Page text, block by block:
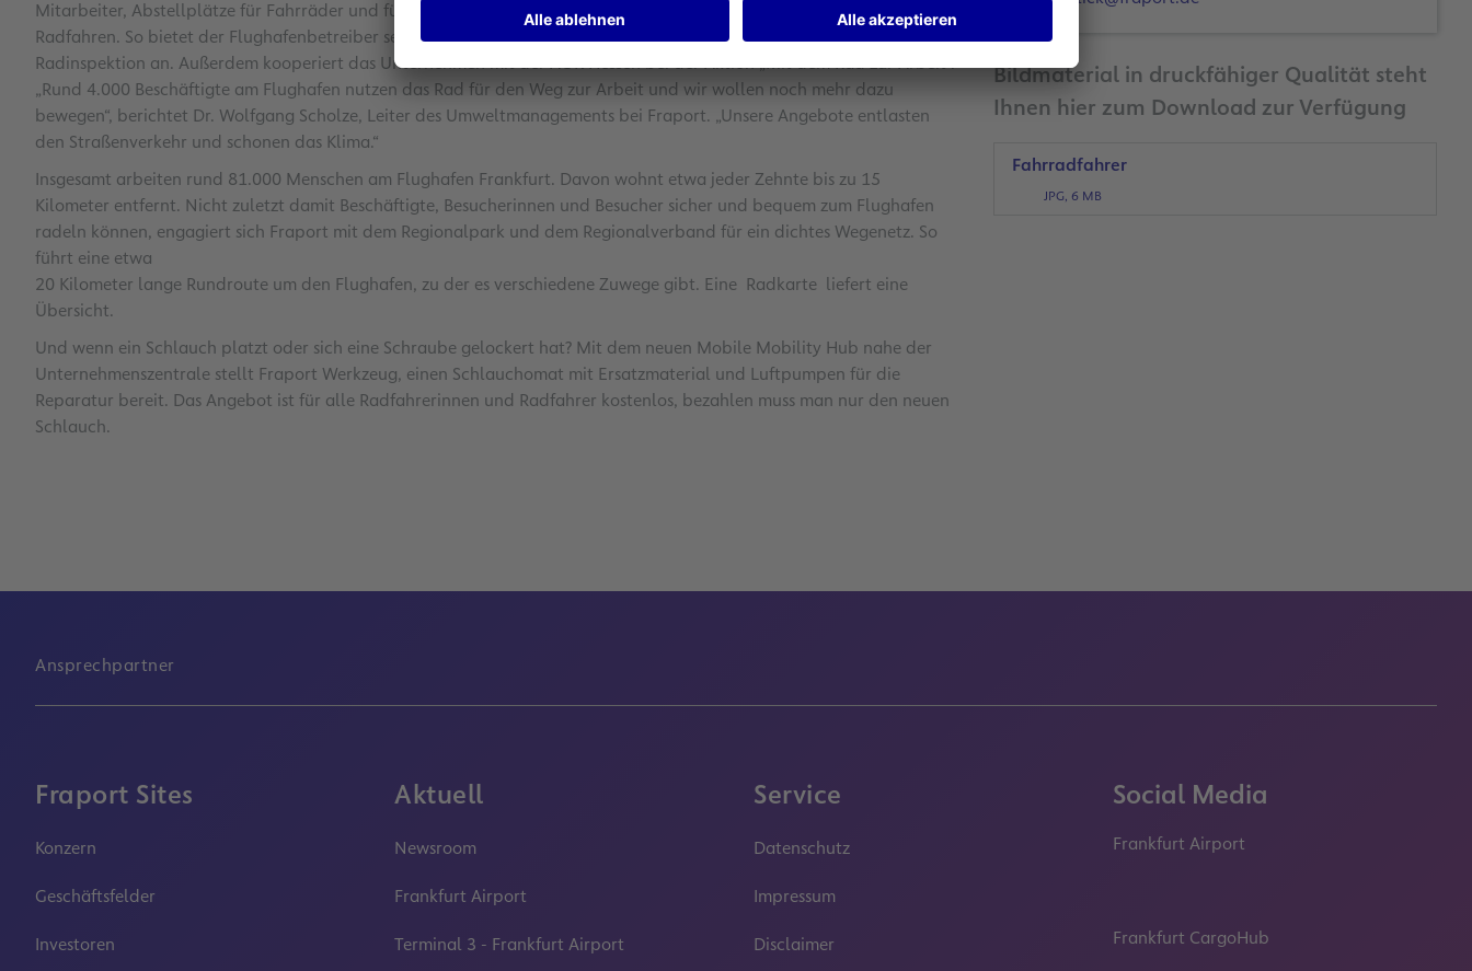
Mitarbeiter, Abstellplätze für Fahrräder und für E-Bikes mit Ladestationen sowie regelmäßige Aktionen rund ums
Radfahren. So bietet der Flughafenbetreiber seinen Beschäftigten jedes Jahr einen Fahrradaktionstag mit kostenloser
Radinspektion an. Außerdem kooperiert das Unternehmen mit der AOK Hessen bei der Aktion „Mit dem Rad zur Arbeit“.
„Rund 4.000 Beschäftigte am Flughafen nutzen das Rad für den Weg zur Arbeit und wir wollen noch mehr dazu
bewegen“, berichtet Dr. Wolfgang Scholze, Leiter des Umweltmanagements bei Fraport. „Unsere Angebote entlasten
den Straßenverkehr und schonen das Klima.“
Insgesamt arbeiten rund 81.000 Menschen am Flughafen Frankfurt. Davon wohnt etwa jeder Zehnte bis zu 15
Kilometer entfernt. Nicht zuletzt damit Beschäftigte, Besucherinnen und Besucher sicher und bequem zum Flughafen
radeln können, engagiert sich Fraport mit dem Regionalpark und dem Regionalverband für ein dichtes Wegenetz. So
führt eine etwa
20 Kilometer lange Rundroute um den Flughafen, zu der es verschiedene Zuwege gibt. Eine Radkarte liefert eine
Übersicht.
Und wenn ein Schlauch platzt oder sich eine Schraube gelockert hat? Mit dem neuen Mobile Mobility Hub nahe der
Unternehmenszentrale stellt Fraport Werkzeug, einen Schlauchomat mit Ersatzmaterial und Luftpumpen für die
Reparatur bereit. Das Angebot ist für alle Radfahrerinnen und Radfahrer kostenlos, bezahlen muss man nur den neuen
Schlauch.
Bildmaterial in druckfähiger Qualität steht
Ihnen hier zum Download zur Verfügung
Fahrradfahrer
JPG, 6 MB
Ansprechpartner
Fraport Sites
Konzern
Geschäftsfelder
Investoren
Aktuell
Newsroom
Frankfurt Airport
Terminal 3 - Frankfurt Airport
Service
Datenschutz
Impressum
Disclaimer
Social Media
Frankfurt Airport
Frankfurt CargoHub